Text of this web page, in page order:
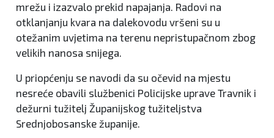
mrežu i izazvalo prekid napajanja. Radovi na
otklanjanju kvara na dalekovodu vršeni su u
otežanim uvjetima na terenu nepristupačnom zbog
velikih nanosa snijega.
U priopćenju se navodi da su očevid na mjestu
nesreće obavili službenici Policijske uprave Travnik i
dežurni tužitelj Županijskog tužiteljstva
Srednjobosanske županije.